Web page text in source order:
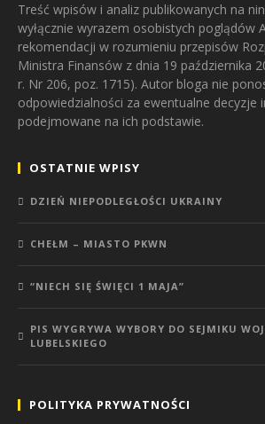
Treść wpisów i analiz publikowanych na
wyłącznie wyrazem osobistych poglądów
rekomendacji w rozumieniu przepisów
Ministra Finansów z dnia 19 października
r. Nr 206, poz. 1715). Autor bloga nie
odpowiedzialności za ewentualne decyzje
podejmowane na ich podstawie.
OSTATNIE WPISY
DZIEŃ NIEPODLEGŁOŚCI UKRAINY
CHEŁM – MIASTO PKWN
“NIECH SIĘ ŚWIĘCI 1 MAJA”
PIS WYGRYWA WYBORY DO SEJMIKU
LUBELSKIEGO
POLITYKA PRYWATNOŚCI